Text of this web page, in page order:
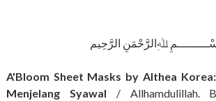
ﷲِالرَّحْمَنِ الرَّحِيم
A'Bloom Sheet Masks by Althea
Menjelang Syawal / Allhamdulillah.